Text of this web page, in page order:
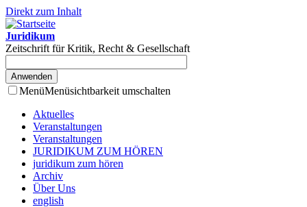
Direkt zum Inhalt
Juridikum
Zeitschrift für Kritik, Recht & Gesellschaft
MenüMenüsichtbarkeit umschalten
Aktuelles
Veranstaltungen
Veranstaltungen
JURIDIKUM ZUM HÖREN
juridikum zum hören
Archiv
Über Uns
english